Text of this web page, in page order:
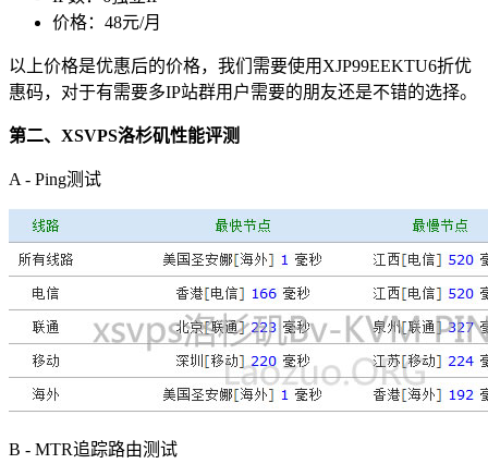
价格：48元/月
以上价格是优惠后的价格，我们需要使用 XJP99EEKTU6折优
惠码，对于有需要多IP站群用户需要的朋友还是不错的选择。
第二、XSVPS洛杉矶性能评测
A - Ping测试
B - MTR追踪路由测试